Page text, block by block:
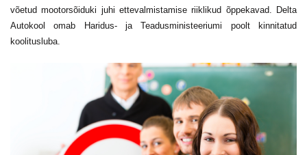
võetud mootorsõiduki juhi ettevalmistamise riiklikud õppekavad. Delta
Autokool omab Haridus- ja Teadusministeeriumi poolt kinnitatud
koolitusluba.